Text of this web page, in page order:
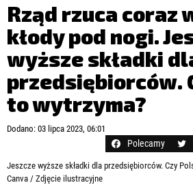
Zapamiętaj mnie
Zapomniałeś hasła?
Kliknij tutaj
zaloguj się
EDUKACJA
MEDIA
ZDROWIE I URODA
KULTURA
LIFESTYLE
OPINIE I KOMENTARZE
Rząd rzuca coraz
kłody pod nogi.
wyższe składki
przedsiębiorców.
to wytrzyma?
Dodano: 03 lipca 2023, 06:01
Polecamy
Jeszcze wyższe składki dla przedsiębiorców. Czy
Canva / Zdjęcie ilustracyjne